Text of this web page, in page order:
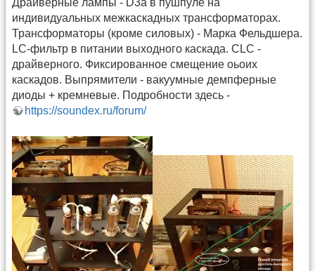
индивидуальных межкаскадных трансформаторах.
Трансформаторы (кроме силовых) - Марка Фельдшера.
LC-фильтр в питании выходного каскада. CLC -
драйверного. Фиксированное смещение оьоих
каскадов. Выпрямители - вакуумные демпферные
диоды + кремневые. Подробности здесь -
https://soundex.ru/forum/